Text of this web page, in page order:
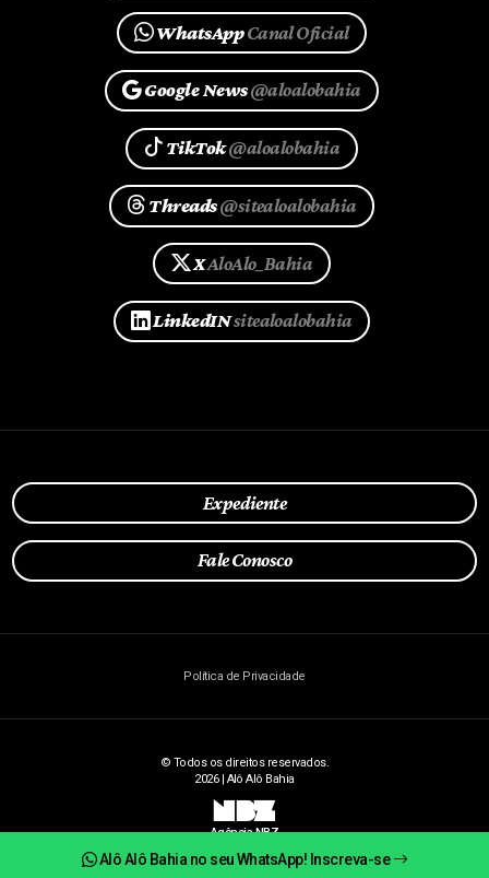
Alô Alô Bahia no seu WhatsApp! Inscreva-se
WhatsAppCanal Oficial
Google News@aloalobahia
TikTok@aloalobahia
Threads@sitealoalobahia
XAloAlo_Bahia
LinkedINsitealoalobahia
Expediente
Fale Conosco
Política de Privacidade
© Todos os direitos reservados.
2026 | Alô Alô Bahia
NBZ
Agência NBZ